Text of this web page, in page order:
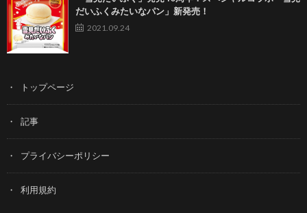
だいふくみたいなパン」新発売！
2021.09.24
トップページ
記事
プライバシーポリシー
利用規約